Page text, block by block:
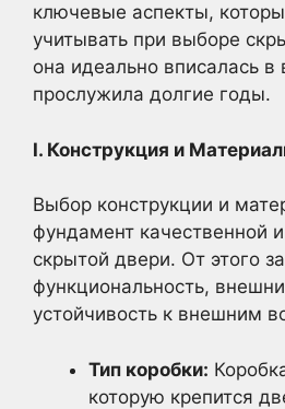
ключевые аспекты,
учитывать при выборе
она идеально вписалась в
прослужила долгие годы.
I. Конструкция и
Выбор конструкции и
фундамент качественной
скрытой двери. От этого
функциональность,
устойчивость к внешним
Тип коробки:
которую крепится